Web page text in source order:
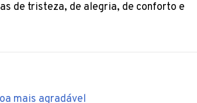
de tristeza, de alegria, de conforto e
mais agradável